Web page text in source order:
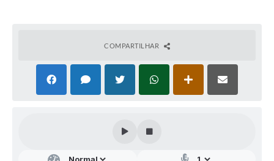
COMPARTILHAR